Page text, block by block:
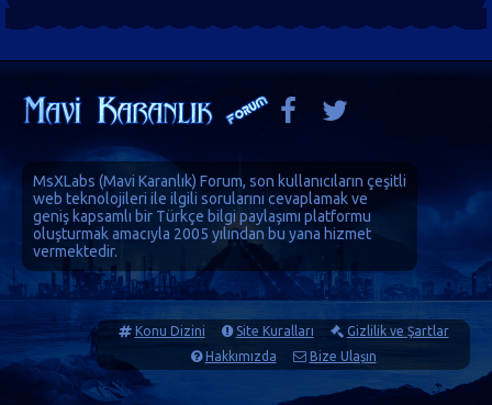
MsXLabs (Mavi Karanlık) Forum, son kullanıcıların çeşitli
web teknolojileri ile ilgili sorularını cevaplamak ve
geniş kapsamlı bir Türkçe bilgi paylaşımı platformu
oluşturmak amacıyla 2005 yılından bu yana hizmet
vermektedir.
Konu Dizini Site Kuralları
Gizlilik ve Şartlar
Hakkımızda
Bize Ulaşın